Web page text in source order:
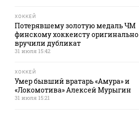
ХОККЕЙ
Потерявшему золотую медаль ЧМ
финскому хоккеисту оригинально
вручили дубликат
31 июля 15:42
ХОККЕЙ
Умер бывший вратарь «Амура» и
«Локомотива» Алексей Мурыгин
31 июля 15:21